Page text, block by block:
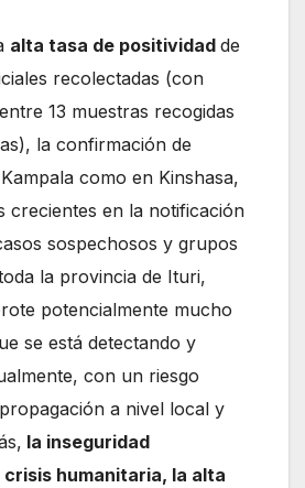
alta tasa de positividad de
recolectadas (con
13 muestras recogidas
la confirmación de
como en Kinshasa,
crecientes en la notificación
sospechosos y grupos
la provincia de Ituri,
potencialmente mucho
se está detectando y
con un riesgo
a nivel local y
la inseguridad
humanitaria, la alta